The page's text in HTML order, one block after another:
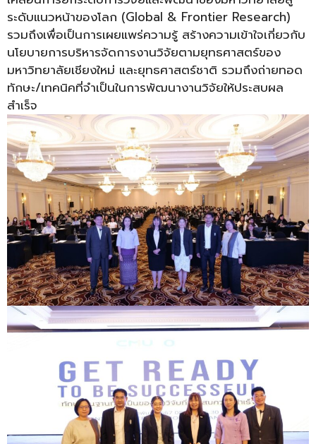
ระดับแนวหน้าของโลก (Global & Frontier Research)
รวมถึงเพื่อเป็นการเผยแพร่ความรู้ สร้างความเข้าใจเกี่ยวกับ
นโยบายการบริหารจัดการงานวิจัยตามยุทธศาสตร์ของ
มหาวิทยาลัยเชียงใหม่ และยุทธศาสตร์ชาติ รวมถึงถ่ายทอด
ทักษะ/เทคนิคที่จำเป็นในการพัฒนางานวิจัยให้ประสบผล
สำเร็จ